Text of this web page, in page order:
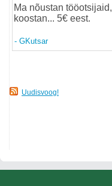
Ma nõustan tööotsijaid,
koostan... 5€ eest.
- GKutsar
Uudisvoog!